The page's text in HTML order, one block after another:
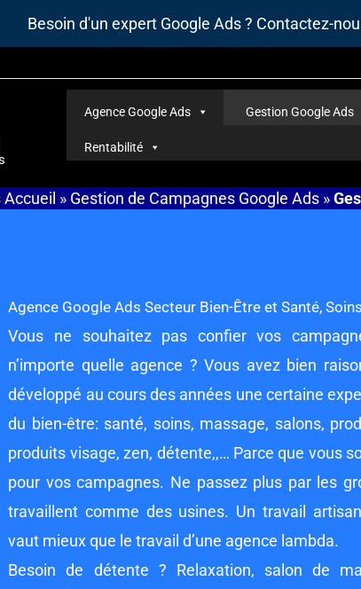
Besoin d'un expert Google Ads ? Contactez-
Agence Google Ads Gestion Google Ads
Rentabilité
Accueil » Gestion de Campagnes Google Ads »
Agence Google Ads Secteur Bien-Être et Santé, Soins
Vous ne souhaitez pas confier vos
n’importe quelle agence ? Vous avez bien
développé au cours des années une certaine
du bien-être: santé, soins, massage, salons,
produits visage, zen, détente,,… Parce que vous
pour vos campagnes. Ne passez plus par les
travaillent comme des usines. Un travail
vaut mieux que le travail d’une agence lambda.
Besoin de détente ? Relaxation, salon de